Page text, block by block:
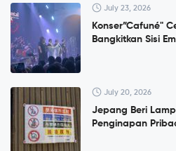
July 23, 2026
Konser”Cafuné"
Bangkitkan Sisi
July 20, 2026
Jepang Beri
Penginapan